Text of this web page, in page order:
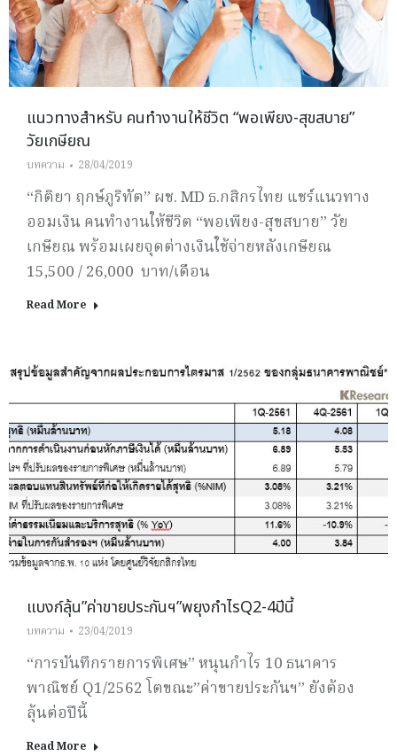
แนวทางสำหรับ คนทำงานให้ชีวิต “พอเพียง-สุขสบาย”
วัยเกษียณ
บทความ 28/04/2019
“กิติยา ฤกษ์ภูริทัต” ผช. MD ธ.กสิกรไทย แชร์แนวทาง
ออมเงิน คนทำงานให้ชีวิต “พอเพียง-สุขสบาย” วัย
เกษียณ พร้อมเผยจุดต่างเงินใช้จ่ายหลังเกษียณ
15,500 / 26,000 บาท/เดือน
Read More
แบงก์ลุ้น”ค่าขายประกันฯ”พยุงกำไรQ2-4ปีนี้
บทความ 23/04/2019
“การบันทึกรายการพิเศษ” หนุนกำไร 10 ธนาคาร
พาณิชย์ Q1/2562 โตขณะ”ค่าขายประกันฯ” ยังต้อง
ลุ้นต่อปีนี้
Read More